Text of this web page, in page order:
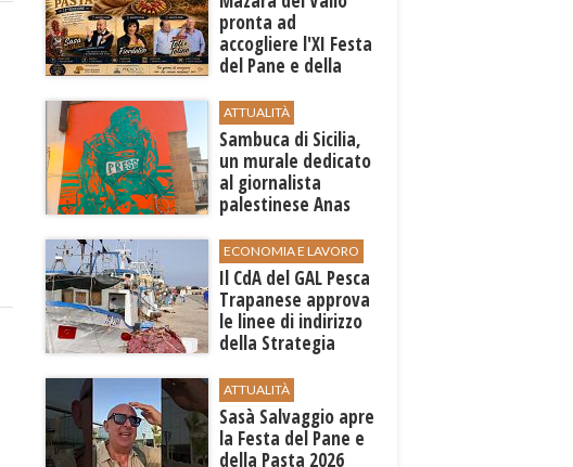
pronta ad
accogliere l'XI Festa
del Pane e della
ATTUALITÀ
Sambuca di Sicilia,
un murale dedicato
al giornalista
palestinese Anas
ECONOMIA E LAVORO
Il CdA del GAL Pesca
Trapanese approva
le linee di indirizzo
della Strategia
sviluppo
ATTUALITÀ
Sasà Salvaggio apre
la Festa del Pane e
della Pasta 2026